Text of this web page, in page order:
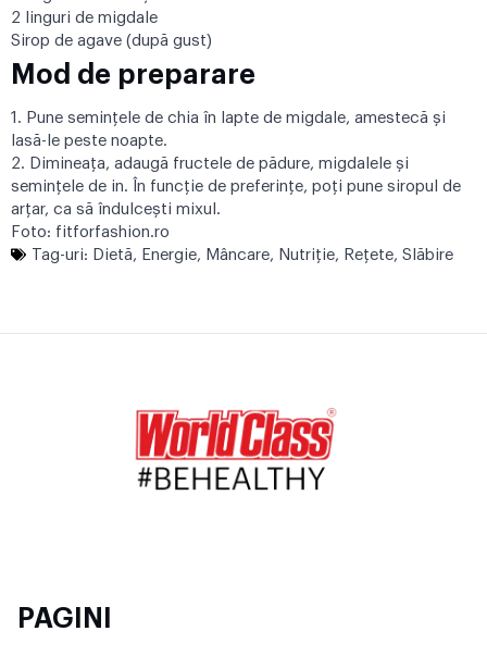
2 linguri de migdale
Sirop de agave (după gust)
Mod de preparare
1. Pune semințele de chia în lapte de migdale, amestecă și
lasă-le peste noapte.
2. Dimineața, adaugă fructele de pădure, migdalele și
semințele de in. În funcție de preferințe, poți pune siropul de
arțar, ca să îndulcești mixul.
Foto: fitforfashion.ro
Tag-uri: Dietă, Energie, Mâncare, Nutriţie, Reţete, Slăbire
PAGINI